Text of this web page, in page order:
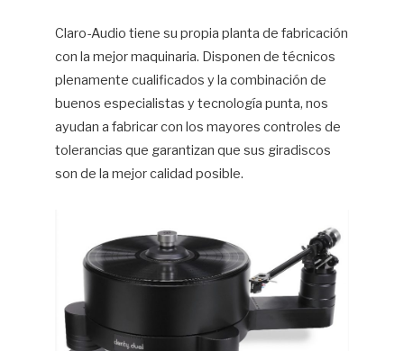
Claro-Audio tiene su propia planta de fabricación
con la mejor maquinaria. Disponen de técnicos
plenamente cualificados y la combinación de
buenos especialistas y tecnología punta, nos
ayudan a fabricar con los mayores controles de
tolerancias que garantizan que sus giradiscos
son de la mejor calidad posible.